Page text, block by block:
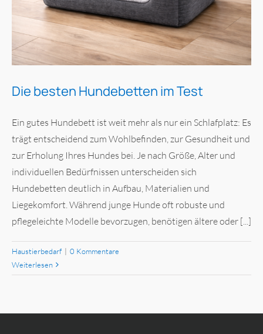
Die besten Hundebetten im Test
Ein gutes Hundebett ist weit mehr als nur ein Schlafplatz: Es
trägt entscheidend zum Wohlbefinden, zur Gesundheit und
zur Erholung Ihres Hundes bei. Je nach Größe, Alter und
individuellen Bedürfnissen unterscheiden sich
Hundebetten deutlich in Aufbau, Materialien und
Liegekomfort. Während junge Hunde oft robuste und
pflegeleichte Modelle bevorzugen, benötigen ältere oder [...]
Haustierbedarf | 0 Kommentare
Weiterlesen